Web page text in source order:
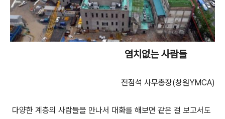
염치없는 사람들
전점석 사무총장(창원YMCA)
다양한 계층의 사람들을 만나서 대화를 해보면 같은 걸 보고서도